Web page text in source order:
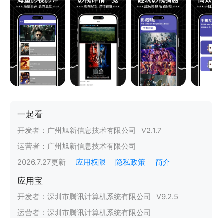
一起看
开发者： 广州旭新信息技术有限公司 V2.1.7
运营者： 广州旭新信息技术有限公司
2026.7.27更新 应用权限 隐私政策 简介
应用宝
开发者： 深圳市腾讯计算机系统有限公司 V9.2.5
运营者： 深圳市腾讯计算机系统有限公司